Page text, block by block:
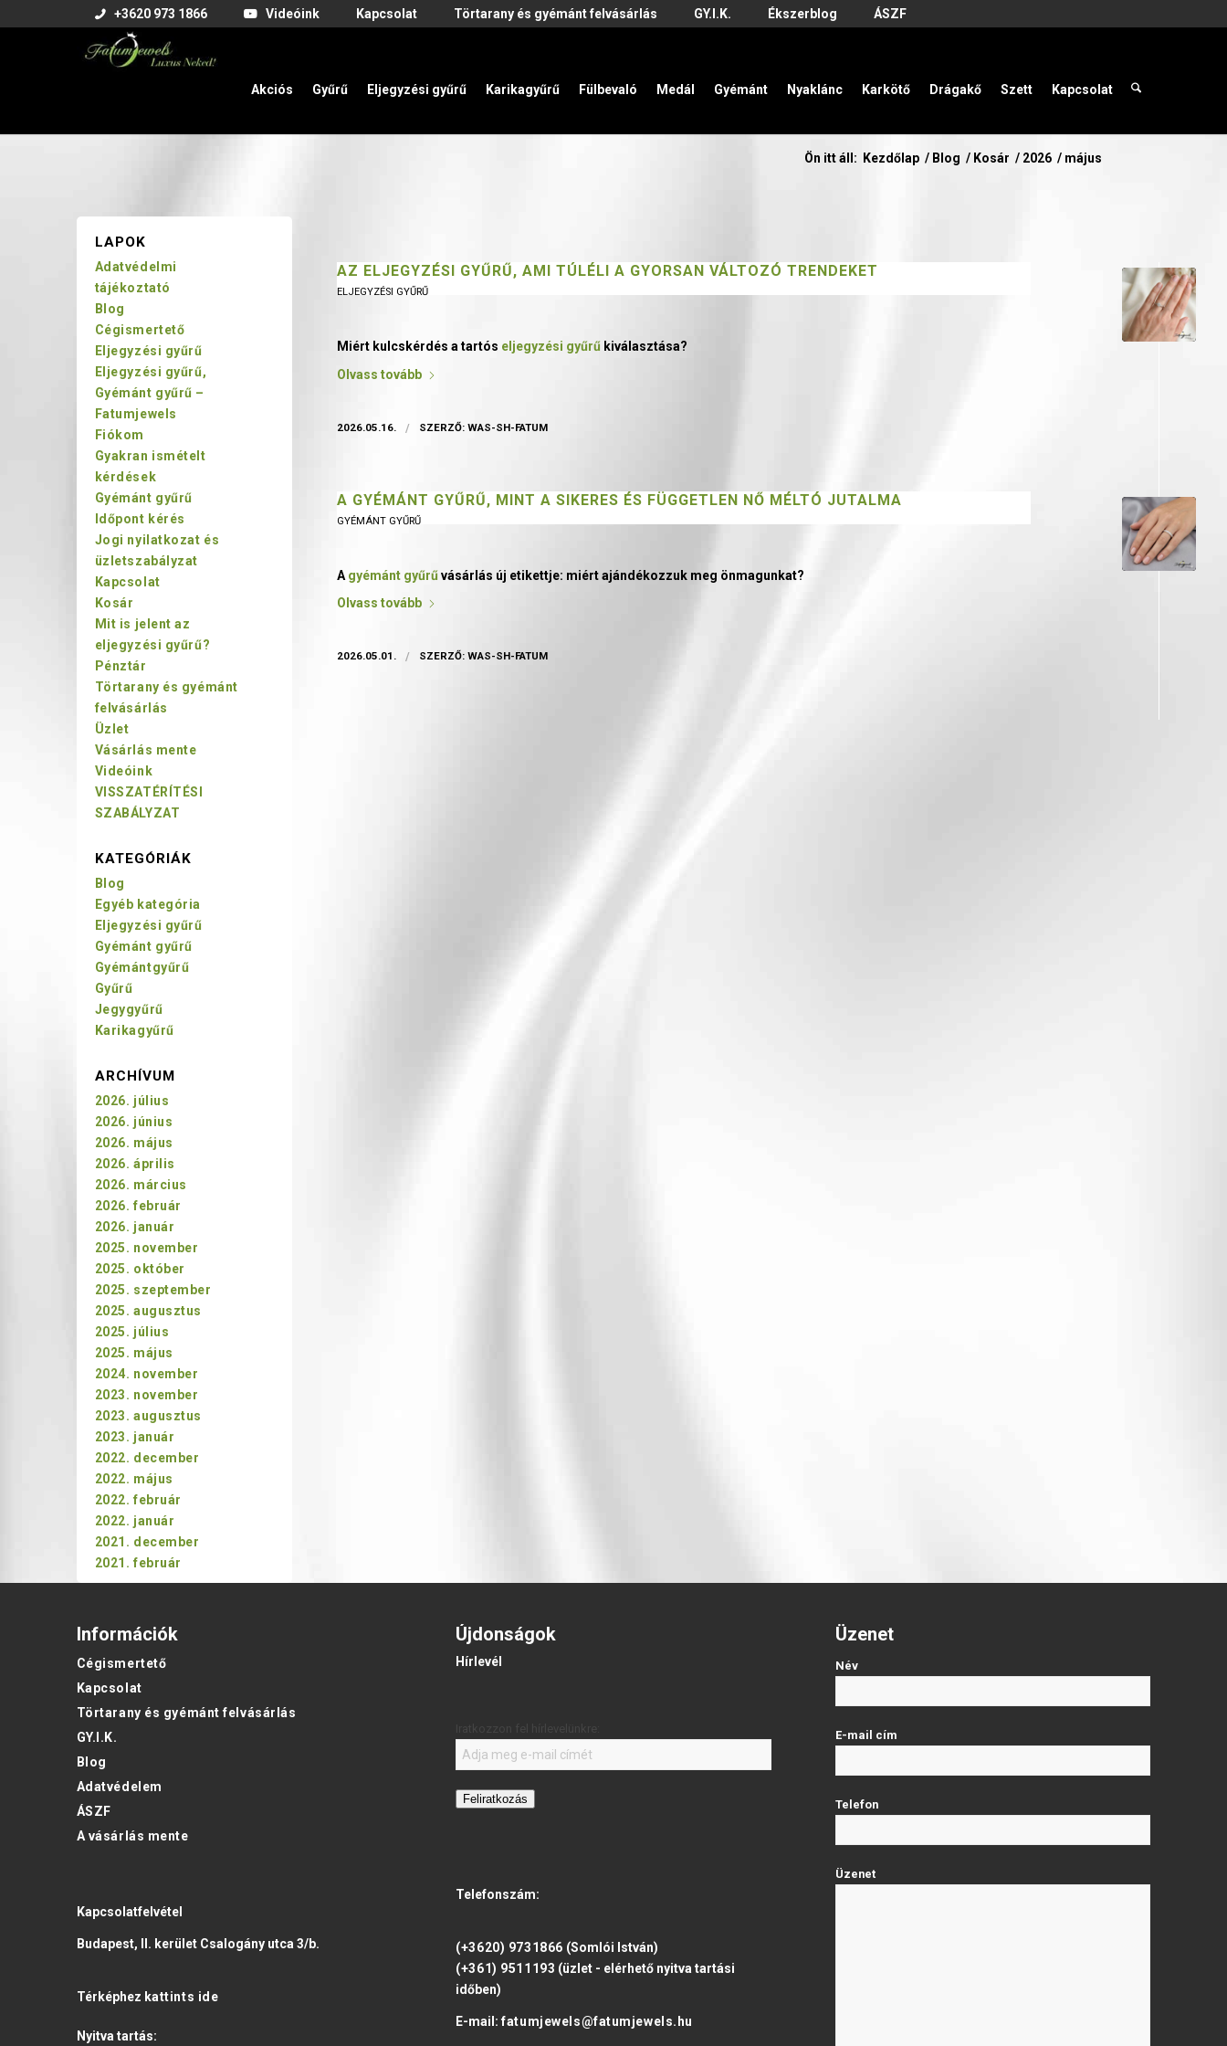
+3620 973 1866 Videóink Kapcsolat Törtarany és gyémánt felvásárlás GY.I.K. Ékszerblog ÁSZF
Akciós Gyűrű Eljegyzési gyűrű Karikagyűrű Fülbevaló Medál Gyémánt Nyaklánc Karkötő Drágakő Szett Kapcsolat
Ön itt áll: Kezdőlap / Blog / Kosár / 2026 / május
AZ ELJEGYZÉSI GYŰRŰ, AMI TÚLÉLI A GYORSAN VÁLTOZÓ TRENDEKET
ELJEGYZÉSI GYŰRŰ
Miért kulcskérdés a tartós eljegyzési gyűrűkiválasztása?
Olvass tovább
2026.05.16. / SZERZŐ: WAS-SH-FATUM
A GYÉMÁNT GYŰRŰ, MINT A SIKERES ÉS FÜGGETLEN NŐ MÉLTÓ JUTALMA
GYÉMÁNT GYŰRŰ
A gyémánt gyűrűvásárlás új etikettje: miért ajándékozzuk meg önmagunkat?
Olvass tovább
2026.05.01. / SZERZŐ: WAS-SH-FATUM
LAPOK
Adatvédelmi
tájékoztató
Blog
Cégismertető
Eljegyzési gyűrű
Eljegyzési gyűrű,
Gyémánt gyűrű –
Fatumjewels
Fiókom
Gyakran ismételt
kérdések
Gyémánt gyűrű
Időpont kérés
Jogi nyilatkozat és
üzletszabályzat
Kapcsolat
Kosár
Mit is jelent az
eljegyzési gyűrű?
Pénztár
Törtarany és gyémánt
felvásárlás
Üzlet
Vásárlás mente
Videóink
VISSZATÉRÍTÉSI
SZABÁLYZAT
KATEGÓRIÁK
Blog
Egyéb kategória
Eljegyzési gyűrű
Gyémánt gyűrű
Gyémántgyűrű
Gyűrű
Jegygyűrű
Karikagyűrű
ARCHÍVUM
2026. július
2026. június
2026. május
2026. április
2026. március
2026. február
2026. január
2025. november
2025. október
2025. szeptember
2025. augusztus
2025. július
2025. május
2024. november
2023. november
2023. augusztus
2023. január
2022. december
2022. május
2022. február
2022. január
2021. december
2021. február
Információk
Cégismertető
Kapcsolat
Törtarany és gyémánt felvásárlás
GY.I.K.
Blog
Adatvédelem
ÁSZF
A vásárlás mente
Kapcsolatfelvétel
Budapest, II. kerület Csalogány utca 3/b.
Térképhez kattints ide
Nyitva tartás:
Újdonságok
Hírlevél
Feliratkozás
Telefonszám:
(+3620) 9731866 (Somlói István)
(+361) 9511193 (üzlet - elérhető nyitva tartási
időben)
E-mail:fatumjewels@fatumjewels.hu
Üzenet
Név
E-mail cím
Telefon
Üzenet